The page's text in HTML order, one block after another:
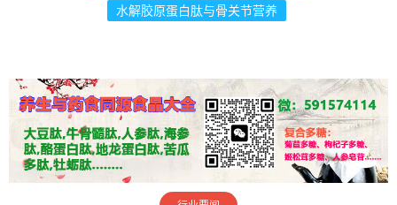
水解胶原蛋白肽与骨关节营养